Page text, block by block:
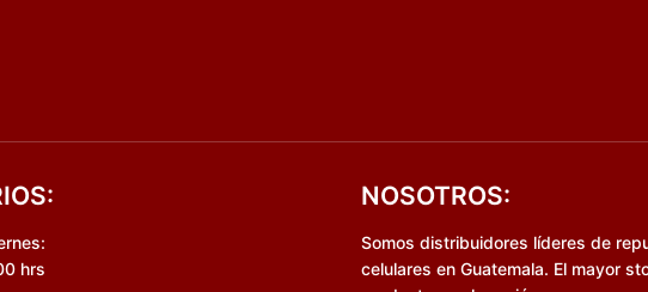
hrs
NOSOTROS:
Somos distribuidores líderes de
celulares en Guatemala. El mayor